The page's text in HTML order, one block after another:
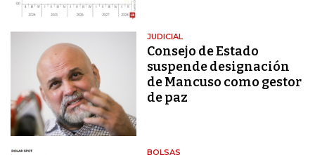
JUDICIAL
Consejo de Estado
suspende designación
de Mancuso como gestor
de paz
BOLSAS